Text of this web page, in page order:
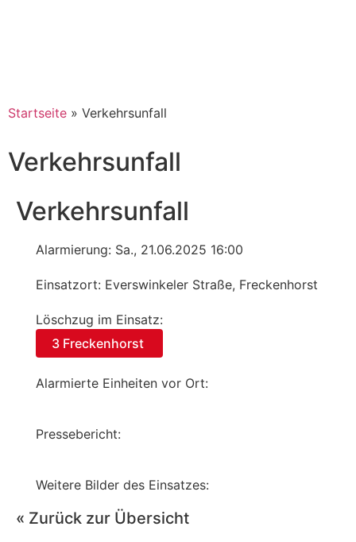
Startseite » Verkehrsunfall
Verkehrsunfall
Verkehrsunfall
Alarmierung: Sa., 21.06.2025 16:00
Einsatzort: Everswinkeler Straße, Freckenhorst
Löschzug im Einsatz:
3 Freckenhorst
Alarmierte Einheiten vor Ort:
Pressebericht:
Weitere Bilder des Einsatzes:
« Zurück zur Übersicht